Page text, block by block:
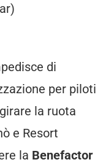
di
per piloti
la ruota
e Resort
la Benefactor